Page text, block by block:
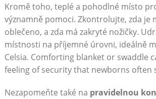
Kromě toho, teplé a pohodlné místo
významně pomoci. Zkontrolujte, zda je
oblečeno, a zda má zakryté nožičky.
místnosti na příjemné úrovni, ideálně
Celsia. Comforting blanket or swaddle
feeling of security that newborns often
Nezapomeňte také na pravidelnou